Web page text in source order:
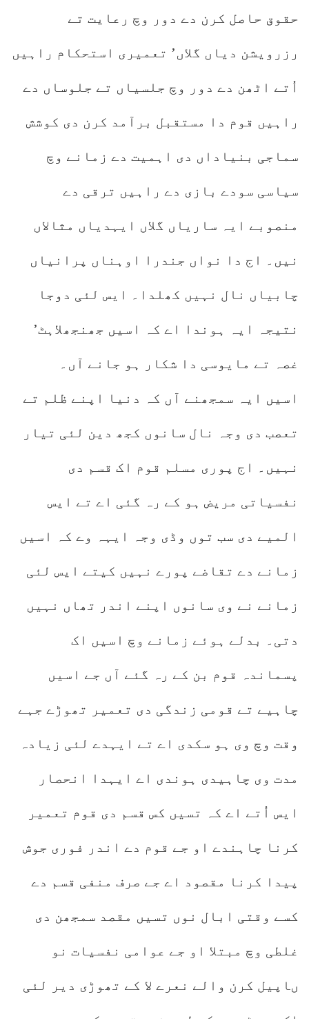
حقوق حاصل کرن دے دور وچ رعایت تے
رزرویشن دیاں گلاں’ تعمیری استحکام راہیں
اُتے اٹھن دے دور وچ جلسیاں تے جلوساں دے
راہیں قوم دا مستقبل برآمد کرن دی کوشش
سماجی بنیاداں دی اہمیت دے زمانے وچ
سیاسی سودے بازی دے راہیں ترقی دے
منصوبے ایہ ساریاں گلاں ایہدیاں مثالاں
نیں۔ اج دا نواں جندرا اوہناں پرانیاں
چابیاں نال نہیں کھلدا۔ ایس لئی دوجا
نتیجہ ایہ ہوندا اے کہ اسیں جھنجھلاہٹ’
غصہ تے مایوسی دا شکار ہو جانے آں۔
اسیں ایہ سمجھنے آں کہ دنیا اپنے ظلم تے
تعصب دی وجہ نال سانوں کجھ دین لئی تیار
نہیں۔ اج پوری مسلم قوم اک قسم دی
نفسیاتی مریض ہو کے رہ گئی اے تے ایس
المیے دی سب توں وڈی وجہ ایہہ وے کہ اسیں
زمانے دے تقاضے پورے نہیں کیتے ایس لئی
زمانے نے وی سانوں اپنے اندر تھاں نہیں
دتی۔ بدلے ہوئے زمانے وچ اسیں اک
پسماندہ قوم بن کے رہ گئے آں جے اسیں
چاہیے تے قومی زندگی دی تعمیر تھوڑے جہے
وقت وچ وی ہو سکدی اے تے ایہدے لئی زیادہ
مدت وی چاہیدی ہوندی اے ایہدا انحصار
ایس اُتے اے کہ تسیں کس قسم دی قوم تعمیر
کرنا چاہندے او جے قوم دے اندر فوری جوش
پیدا کرنا مقصود اے جے صرف منفی قسم دے
کسے وقتی ابال نوں تسیں مقصد سمجھن دی
غلطی وچ مبتلا او جے عوامی نفسیات نو
ںاپیل کرن والے نعرے لا کے تھوڑی دیر لئی